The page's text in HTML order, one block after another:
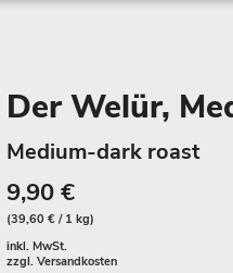
Der Welür,
Medium-dark roast
9,90 €
(39,60 € / 1 kg)
inkl. MwSt.
zzgl. Versandkosten